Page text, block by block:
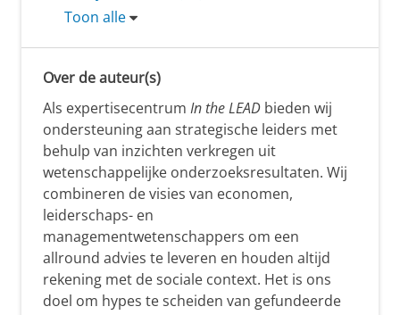
Toon alle
Over de auteur(s)
Als expertisecentrum In the LEAD bieden wij
ondersteuning aan strategische leiders met
behulp van inzichten verkregen uit
wetenschappelijke onderzoeksresultaten. Wij
combineren de visies van economen,
leiderschaps- en
managementwetenschappers om een
allround advies te leveren en houden altijd
rekening met de sociale context. Het is ons
doel om hypes te scheiden van gefundeerde